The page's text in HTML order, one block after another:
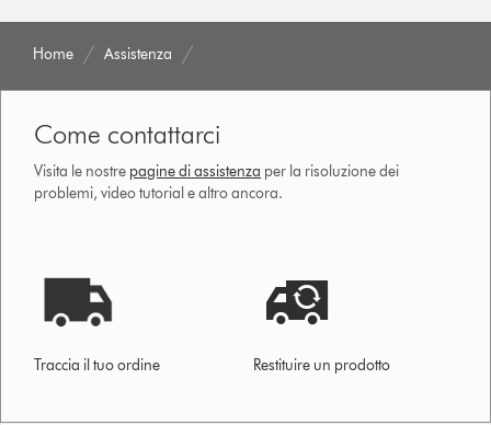
Home Assistenza
Come contattarci
Visita le nostre pagine di assistenza per la risoluzione dei
problemi, video tutorial e altro ancora.
Traccia il tuo ordine Restituire un prodotto